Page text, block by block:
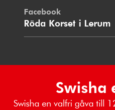
Facebook
Röda Korset i Lerum
Swisha
Swisha en valfri gåva till